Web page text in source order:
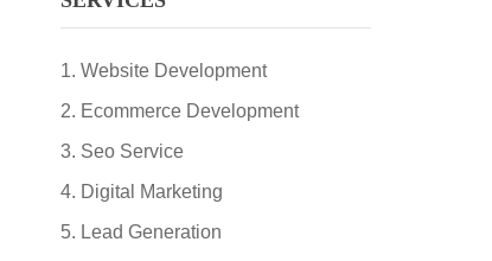
Website Development
Ecommerce Development
Seo Service
Digital Marketing
Lead Generation